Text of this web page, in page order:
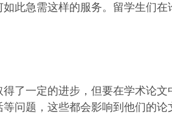
此急需这样的服务。留学生们
了一定的进步，但要在学术论
问题，这些都会影响到他们的论